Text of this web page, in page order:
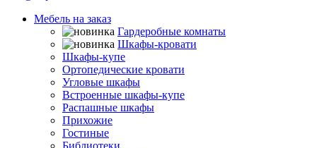
Мебель на заказ
Гардеробные комнаты
Шкафы-кровати
Шкафы-купе
Ортопедические кровати
Угловые шкафы
Встроенные шкафы-купе
Распашные шкафы
Прихожие
Гостиные
Библиотеки